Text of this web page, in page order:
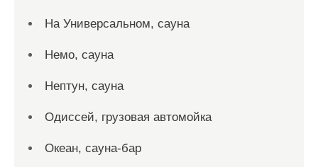
На Универсальном, сауна
Немо, сауна
Нептун, сауна
Одиссей, грузовая автомойка
Океан, сауна-бар